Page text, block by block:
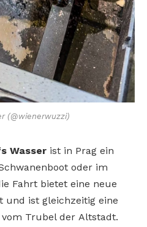
(@wienerwuzzi)
Wasser ist in Prag ein
oder im
Fahrt bietet eine neue
und ist gleichzeitig eine
Trubel der Altstadt.